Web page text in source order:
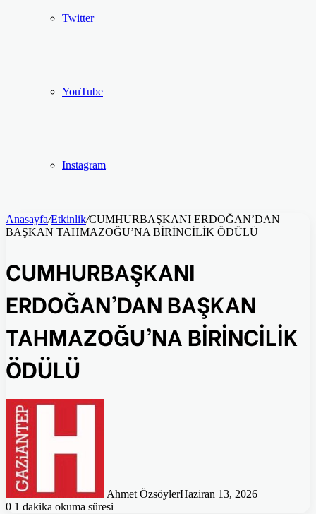
Twitter
YouTube
Instagram
Anasayfa/Etkinlik/CUMHURBAŞKANI ERDOĞAN’DAN
BAŞKAN TAHMAZOĞU’NA BİRİNCİLİK ÖDÜLÜ
CUMHURBAŞKANI
ERDOĞAN’DAN BAŞKAN
TAHMAZOĞU’NA BİRİNCİLİK
ÖDÜLÜ
Ahmet ÖzsöylerHaziran 13, 2026
0 1 dakika okuma süresi